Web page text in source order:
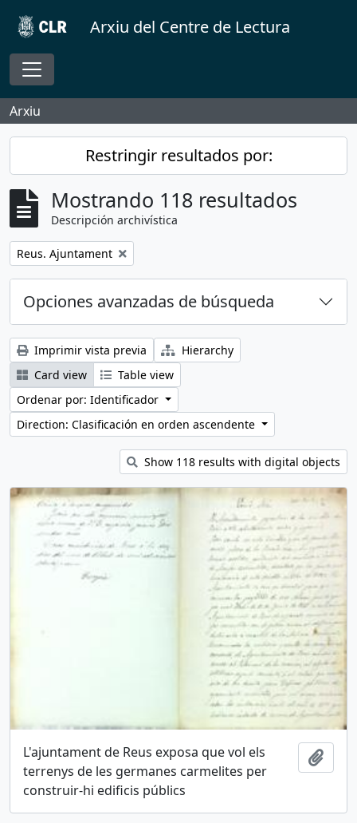
Skip to main content
Arxiu del Centre de Lectura
Toggle navigation
Arxiu
Restringir resultados por:
Mostrando 118 resultados
Descripción archivística
Remove filter:
Reus. Ajuntament
Opciones avanzadas de búsqueda
Imprimir vista previa
Hierarchy
Card view
Table view
Ordenar por: Identificador
Direction: Clasificación en orden ascendente
Show 118 results with digital objects
L'ajuntament de Reus exposa que vol els
terrenys de les germanes carmelites per
construir-hi edificis públics